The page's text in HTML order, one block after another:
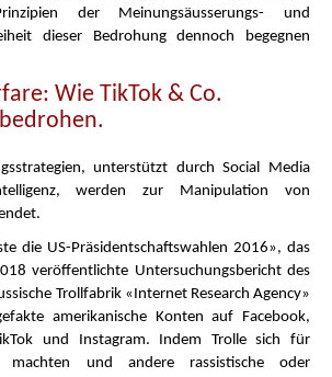
der Meinungsäusserungs- und
dieser Bedrohung dennoch begegnen
Wie TikTok & Co.
unterstützt durch Social Media
werden zur Manipulation von
die US-Präsidentschaftswahlen 2016», das
veröffentlichte Untersuchungsbericht des
Trollfabrik «Internet Research Agency»
amerikanische Konten auf Facebook,
und Instagram. Indem Trolle sich für
machten und andere rassistische oder